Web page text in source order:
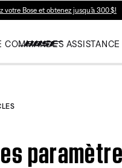
votre Bose et obtenez jusqu’à 300 $!
COMMANDES